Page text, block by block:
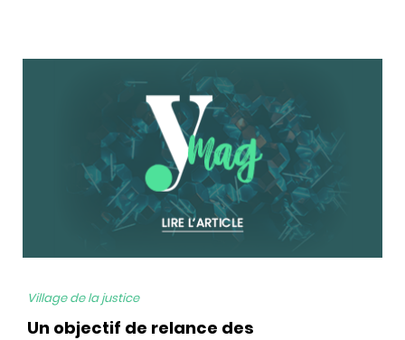
Village de la justice
Un objectif de relance des